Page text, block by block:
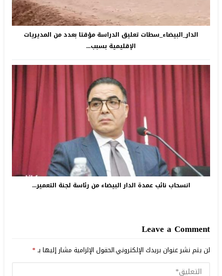
الدار_البيضاء_سطات تعليق الدراسة مؤقتا بعدد من المديريات
الإقليمية بسبب...
انسحاب نائب عمدة الدار البيضاء من رئاسة لجنة التعمير...
Leave a Comment
لن يتم نشر عنوان بريدك الإلكتروني.الحقول الإلزامية مشار إليها بـ*